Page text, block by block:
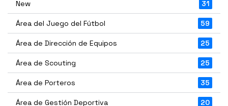
New 31
Área del Juego del Fútbol 59
Área de Dirección de Equipos 25
Área de Scouting 25
Área de Porteros 35
Área de Gestión Deportiva 20